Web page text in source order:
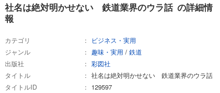
社名は絶対明かせない 鉄道業界のウラ話 の詳細情
報
カテゴリ
ビジネス・実用
ジャンル
趣味・実用 / 鉄道
出版社
彩図社
タイトル
社名は絶対明かせない 鉄道業界のウラ話
タイトルID
129597